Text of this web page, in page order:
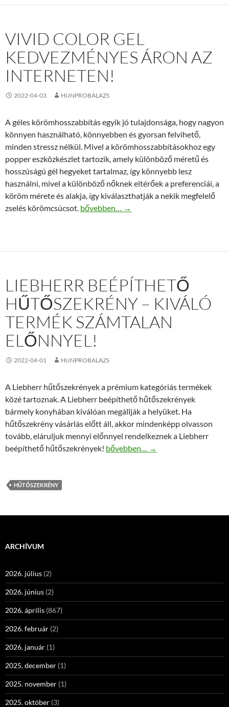
VIVID COLOR GEL
KEDVEZMÉNYES ÁRON AZ
INTERNETEN!
2022-04-03 HUNPROBALAZS
A géles körömhosszabbítás egyik jó tulajdonsága, hogy nagyon
könnyen használható, könnyebben és gyorsan felvihető,
minden stressz nélkül. Mivel a körömhosszabbításokhoz egy
popper eszközkészlet tartozik, amely különböző méretű és
hosszúságú gél hegyeket tartalmaz, így könnyebb lesz
használni, mivel a különböző nőknek eltérőek a preferenciái, a
köröm mérete és alakja, így kiválaszthatják a nekik megfelelő
zselés körömcsúcsot. Vivid color gel kedvezményes áron az
bővebben… →
LIEBHERR BEÉPÍTHETŐ
HŰTŐSZEKRÉNY – KIVÁLÓ
TERMÉK SZÁMTALAN
ELŐNNYEL!
2022-04-01 HUNPROBALAZS
A Liebherr hűtőszekrények a prémium kategóriás termékek
közé tartoznak. A Liebherr beépíthető hűtőszekrények
bármely konyhában kiválóan megállják a helyüket. Ha
hűtőszekrény vásárlás előtt áll, akkor mindenképp olvasson
tovább, eláruljuk mennyi előnnyel rendelkeznek a Liebherr
beépíthető hűtőszekrények! Liebherr beépíthető hűtőszekrény
bővebben… →
HŰTŐSZEKRÉNY
ARCHÍVUM
2026. július (2)
2026. június (2)
2026. április (867)
2026. február (2)
2026. január (1)
2025. december (1)
2025. november (1)
2025. október (3)